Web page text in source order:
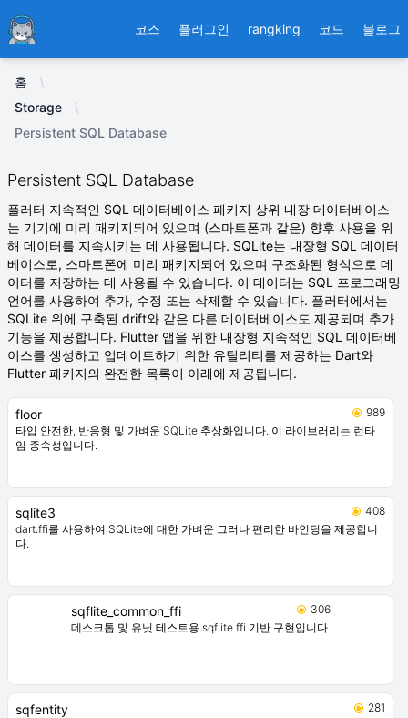
Ducafecat 코스 플러그인 rangking 코드 블로그
홈
Storage
Persistent SQL Database
Persistent SQL Database
플러터 지속적인 SQL 데이터베이스 패키지 상위 내장 데이터베이스
는 기기에 미리 패키지되어 있으며 (스마트폰과 같은) 향후 사용을 위
해 데이터를 지속시키는 데 사용됩니다. SQLite는 내장형 SQL 데이터
베이스로, 스마트폰에 미리 패키지되어 있으며 구조화된 형식으로 데
이터를 저장하는 데 사용될 수 있습니다. 이 데이터는 SQL 프로그래밍
언어를 사용하여 추가, 수정 또는 삭제할 수 있습니다. 플러터에서는
SQLite 위에 구축된 drift와 같은 다른 데이터베이스도 제공되며 추가
기능을 제공합니다. Flutter 앱을 위한 내장형 지속적인 SQL 데이터베
이스를 생성하고 업데이트하기 위한 유틸리티를 제공하는 Dart와
Flutter 패키지의 완전한 목록이 아래에 제공됩니다.
floor
989
타입 안전한, 반응형 및 가벼운 SQLite 추상화입니다. 이 라이브러리는 런타
임 종속성입니다.
sqlite3
408
dart:ffi를 사용하여 SQLite에 대한 가벼운 그러나 편리한 바인딩을 제공합니
다.
sqflite_common_ffi
306
데스크톱 및 유닛 테스트용 sqflite ffi 기반 구현입니다.
sqfentity
281